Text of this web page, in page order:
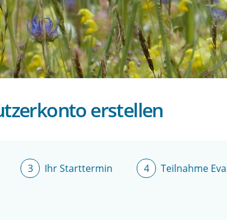
Direkt
zum
Inhalt
erstellen
Ihr Starttermin Teilnahme